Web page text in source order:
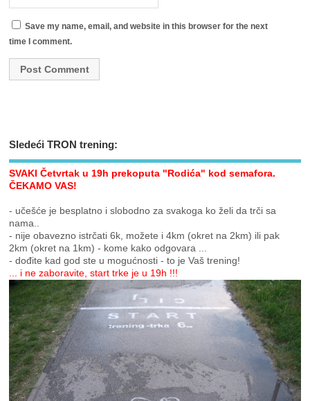
Save my name, email, and website in this browser for the next
time I comment.
Sledeći TRON trening:
SVAKI Četvrtak u 19h prekoputa "Rodića" kod semafora.
ČEKAMO VAS!
- učešće je besplatno i slobodno za svakoga ko želi da trči sa
nama..
- nije obavezno istrčati 6k, možete i 4km (okret na 2km) ili pak
2km (okret na 1km) - kome kako odgovara ...
- dođite kad god ste u mogućnosti - to je Vaš trening!
... i ne zaboravite, start trke je u 19h !!!